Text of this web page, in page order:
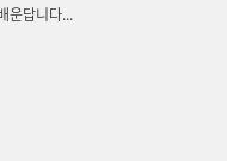
운답니다...